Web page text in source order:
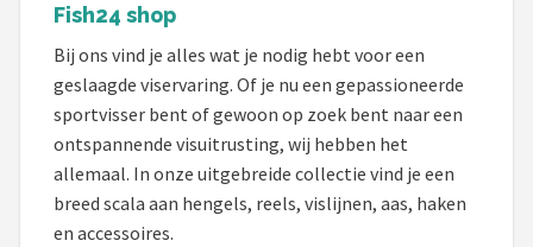
Fish24 shop
Bij ons vind je alles wat je nodig hebt voor een
geslaagde viservaring. Of je nu een gepassioneerde
sportvisser bent of gewoon op zoek bent naar een
ontspannende visuitrusting, wij hebben het
allemaal. In onze uitgebreide collectie vind je een
breed scala aan hengels, reels, vislijnen, aas, haken
en accessoires.